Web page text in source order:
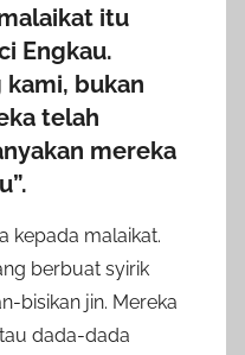
itu
Engkau.
bukan
telah
mereka
kepada malaikat.
berbuat syirik
bisikan jin. Mereka
dada-dada